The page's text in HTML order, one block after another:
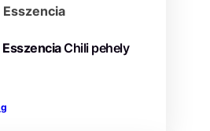
Esszencia
Chili pehely